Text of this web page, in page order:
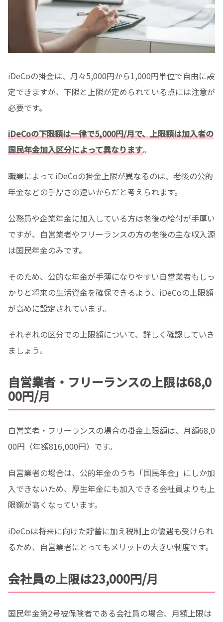
iDeCoの掛金は、月々5,000円から1,000円単位で自由に設
定できますが、下限と上限が定められている点には注意が
必要です。
iDeCoの下限額は一律で5,000円/月で、上限額は加入者の
国民年金加入区分によって異なります。
職業によってiDeCoの掛金上限が異なるのは、老後の公的
年金などの手厚さの違いからだと考えられます。
公務員や企業年金に加入している方は老後の給付が手厚い
ですが、自営業者やフリーランスの方の老後の主な収入源
は国民年金のみです。
そのため、公的な年金が手薄になりやすい自営業者もしっ
かりと将来の生活資金を確保できるよう、iDeCoの上限額
が高めに設定されています。
それぞれの区分での上限額について、詳しく確認していき
ましょう。
自営業者・フリーランスの上限は68,0
00円/月
自営業者・フリーランスの場合の掛金上限額は、月額68,0
00円（年額816,000円）です。
自営業者の場合は、公的年金のうち「国民年金」にしか加
入できないため、厚生年金にも加入できる会社員よりも上
限額が高くなっています。
iDeCoは将来に向けた貯蓄に加え税制上の優遇も受けられ
るため、自営業者にとってもメリットの大きい制度です。
会社員の上限は23,000円/月
国民年金第2号被保険者である会社員の場合、月額上限は